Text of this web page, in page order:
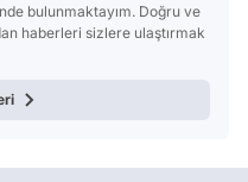
bulunmaktayım. Doğru ve
haberleri sizlere ulaştırmak